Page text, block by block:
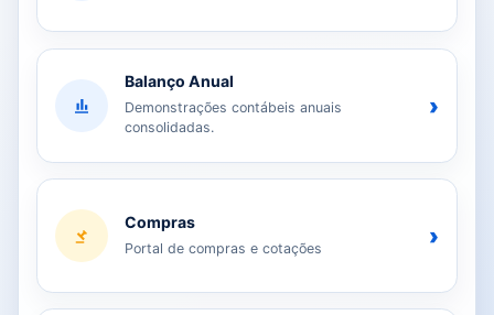
Balanço Anual
Demonstrações contábeis anuais
consolidadas.
›
Compras
Portal de compras e cotações ›